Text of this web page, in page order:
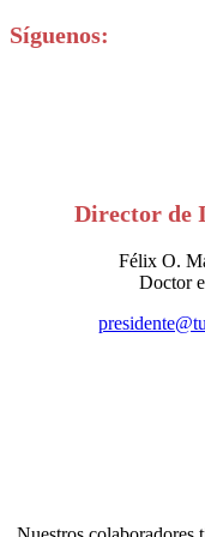
Síguenos:
Director de
Félix O.
Doctor